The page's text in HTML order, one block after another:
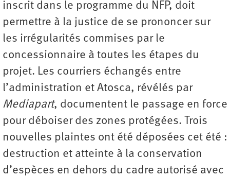
inscrit dans le programme du NFP, doit
permettre à la justice de se prononcer sur
les irrégularités commises par le
concessionnaire à toutes les étapes du
projet. Les courriers échangés entre
l’administration et Atosca, révélés par
Mediapart, documentent le passage en force
pour déboiser des zones protégées. Trois
nouvelles plaintes ont été déposées cet été :
destruction et atteinte à la conservation
d’espèces en dehors du cadre autorisé avec